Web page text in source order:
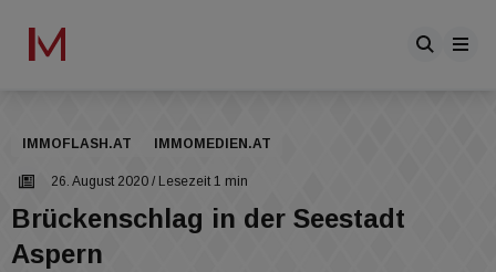
IMMOFLASH.AT IMMOMEDIEN.AT
26. August 2020 / Lesezeit 1 min
Brückenschlag in der Seestadt
Aspern